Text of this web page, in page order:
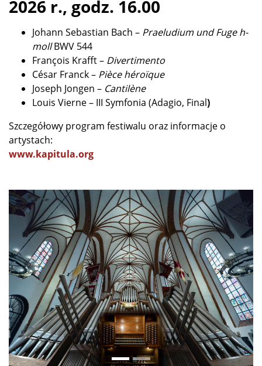
2026 r., godz. 16.00
Johann Sebastian Bach – Praeludium und Fuge h-
mollBWV 544
François Krafft – Divertimento
César Franck – Pièce héroïque
Joseph Jongen – Cantilène
Louis Vierne – III Symfonia (Adagio, Final)
Szczegółowy program festiwalu oraz informacje o
artystach:
www.kapitula.org